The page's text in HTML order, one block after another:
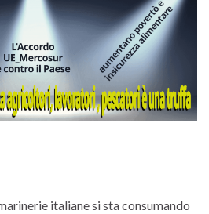
italiane si sta consumando